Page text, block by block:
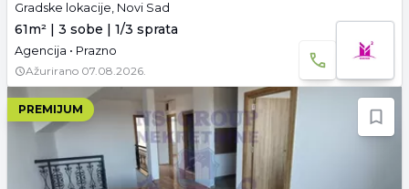
Gradske lokacije, Novi Sad
61m² | 3 sobe | 1/3 sprata
Agencija • Prazno
Ažurirano 07.08.2026.
PREMIJUM